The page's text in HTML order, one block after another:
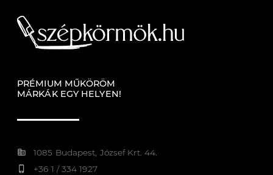
PRÉMIUM MŰKÖRÖM
MÁRKÁK EGY HELYEN!
corporate_fare 1085 Budapest, József Krt. 44.
phone_iphone +36 1 / 334 1927